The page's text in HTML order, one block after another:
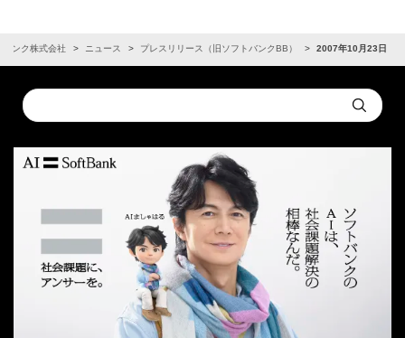
バンク株式会社 ニュース プレスリリース（旧ソフトバンクBB） 2007年10月23日
Conduct
a
Submit